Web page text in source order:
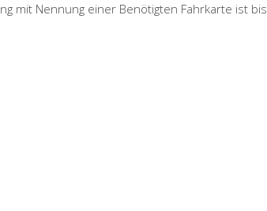
mit Nennung einer Benötigten Fahrkarte ist bis